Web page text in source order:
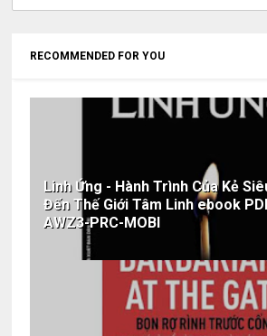
RECOMMENDED FOR YOU
Linh Ứng - Hành Trình Của Kẻ
Đến Thế Giới Tâm Linh ebook
AWZ3-PRC-MOBI